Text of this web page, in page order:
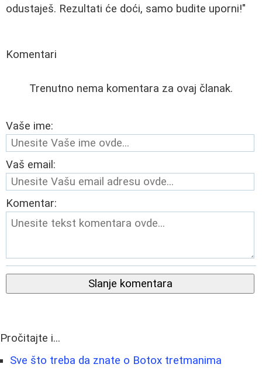
odustaješ. Rezultati će doći, samo budite uporni!"
Komentari
Trenutno nema komentara za ovaj članak.
Vaše ime:
Vaš email:
Komentar:
Slanje komentara
Pročitajte i...
Sve što treba da znate o Botox tretmanima